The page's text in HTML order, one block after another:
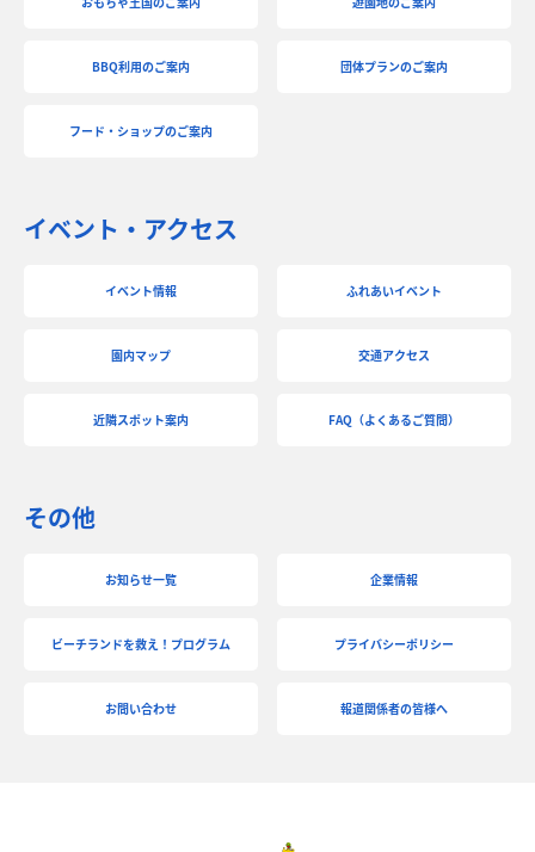
BBQ利用のご案内 団体プランのご案内
フード・ショップのご案内
イベント・アクセス
イベント情報 ふれあいイベント
園内マップ 交通アクセス
近隣スポット案内 FAQ（よくあるご質問）
その他
お知らせ一覧 企業情報
ビーチランドを救え！プログラム プライバシーポリシー
お問い合わせ 報道関係者の皆様へ